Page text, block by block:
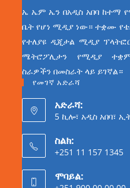
ኤ ኤም ኤን በአዲስ አበባ ከተማ
ቤት የሆነ ሚዲያ ነው። ተቋሙ
የተለያዩ ዲጂታል ሚዲያ
ሜትሮፖሊታን የሚዲያ
ስራዎችን በመስራት ላይ ይገኛል።
የመገኛ አድራሻ
አድራሻ:
5 ኪሎ፣ አዲስ አበባ፣
ስልክ:
+251 11 157 1345
ሞባይል: